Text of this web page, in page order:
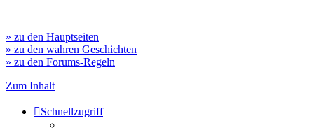
» zu den Hauptseiten
» zu den wahren Geschichten
» zu den Forums-Regeln
Zum Inhalt
Schnellzugriff